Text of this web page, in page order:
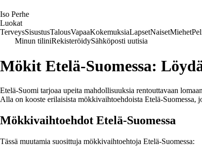
Iso Perhe
Luokat
TerveysSisustusTalousVapaaKokemuksiaLapsetNaisetMiehet
Minun tiliniRekisteröidySähköposti uutisia
Mökit Etelä-Suomessa:
Etelä-Suomi tarjoaa upeita mahdollisuuksia rentouttavaan
Alla on kooste erilaisista mökkivaihtoehdoista Etelä-
Mökkivaihtoehdot Etelä-Suomessa
Tässä muutamia suosittuja mökkivaihtoehtoja Etelä-Suomessa: